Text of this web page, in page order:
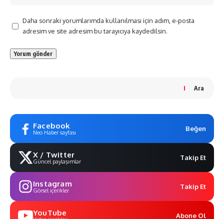
Daha sonraki yorumlarımda kullanılması için adım, e-posta
adresim ve site adresim bu tarayıcıya kaydedilsin.
Ara
Facebook
Neo Haber sayfası Beğen
X / Twitter
Güncel paylaşımlar Takip Et
Instagram
Görsel içerikler Takip Et
YouTube Abone Ol